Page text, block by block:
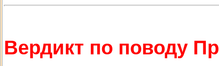
Вердикт по поводу